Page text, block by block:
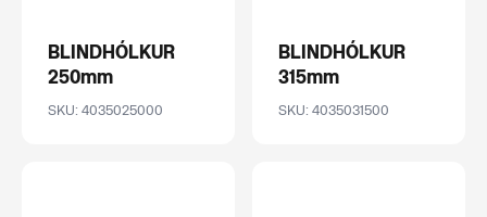
BLINDHÓLKUR
250mm
SKU: 4035025000
BLINDHÓLKUR
315mm
SKU: 4035031500